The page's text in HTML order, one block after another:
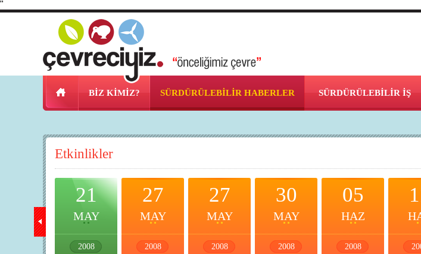
"
BİZ KİMİZ? SÜRDÜRÜLEBİLİR HABERLER SÜRDÜRÜLEBİLİR İŞ
Etkinlikler
21
MAY
2008
27
MAY
2008
27
MAY
2008
30
MAY
2008
05
HAZ
2008